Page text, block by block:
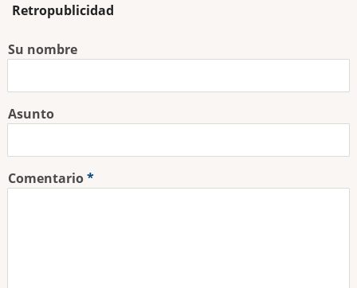
Retropublicidad
Su nombre
Asunto
Comentario